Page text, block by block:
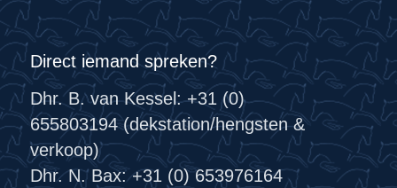
Direct iemand spreken?
Dhr. B. van Kessel: +31 (0)
655803194 (dekstation/hengsten &
verkoop)
Dhr. N. Bax: +31 (0) 653976164